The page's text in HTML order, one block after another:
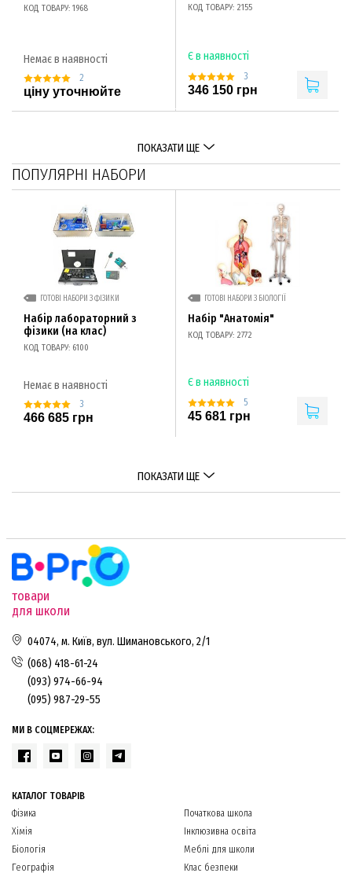
КОД ТОВАРУ: 1968
Немає в наявності
2
ціну уточнюйте
КОД ТОВАРУ: 2155
Є в наявності
3
346 150 грн
ПОКАЗАТИ ЩЕ
ПОПУЛЯРНІ НАБОРИ
ГОТОВІ НАБОРИ З ФІЗИКИ
Набір лабораторний з
фізики (на клас)
КОД ТОВАРУ: 6100
Немає в наявності
3
466 685 грн
ГОТОВІ НАБОРИ З БІОЛОГІЇ
Набір "Анатомія"
КОД ТОВАРУ: 2772
Є в наявності
5
45 681 грн
ПОКАЗАТИ ЩЕ
товари
для школи
04074, м. Київ, вул. Шимановського, 2/1
(068) 418-61-24
(093) 974-66-94
(095) 987-29-55
МИ В СОЦМЕРЕЖАХ:
КАТАЛОГ ТОВАРІВ
Фізика
Хімія
Біологія
Географія
Початкова школа
Інклюзивна освіта
Меблі для школи
Клас безпеки